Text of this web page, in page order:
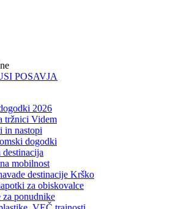
POSAVJA
2026
tržnici Videm
in nastopi
dogodki
mobilnost
destinacije Krško
za obiskovalce
za ponudnike